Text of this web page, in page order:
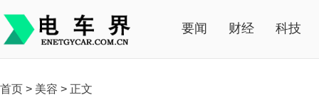
要闻 财经 科技
首页 > 美容 > 正文